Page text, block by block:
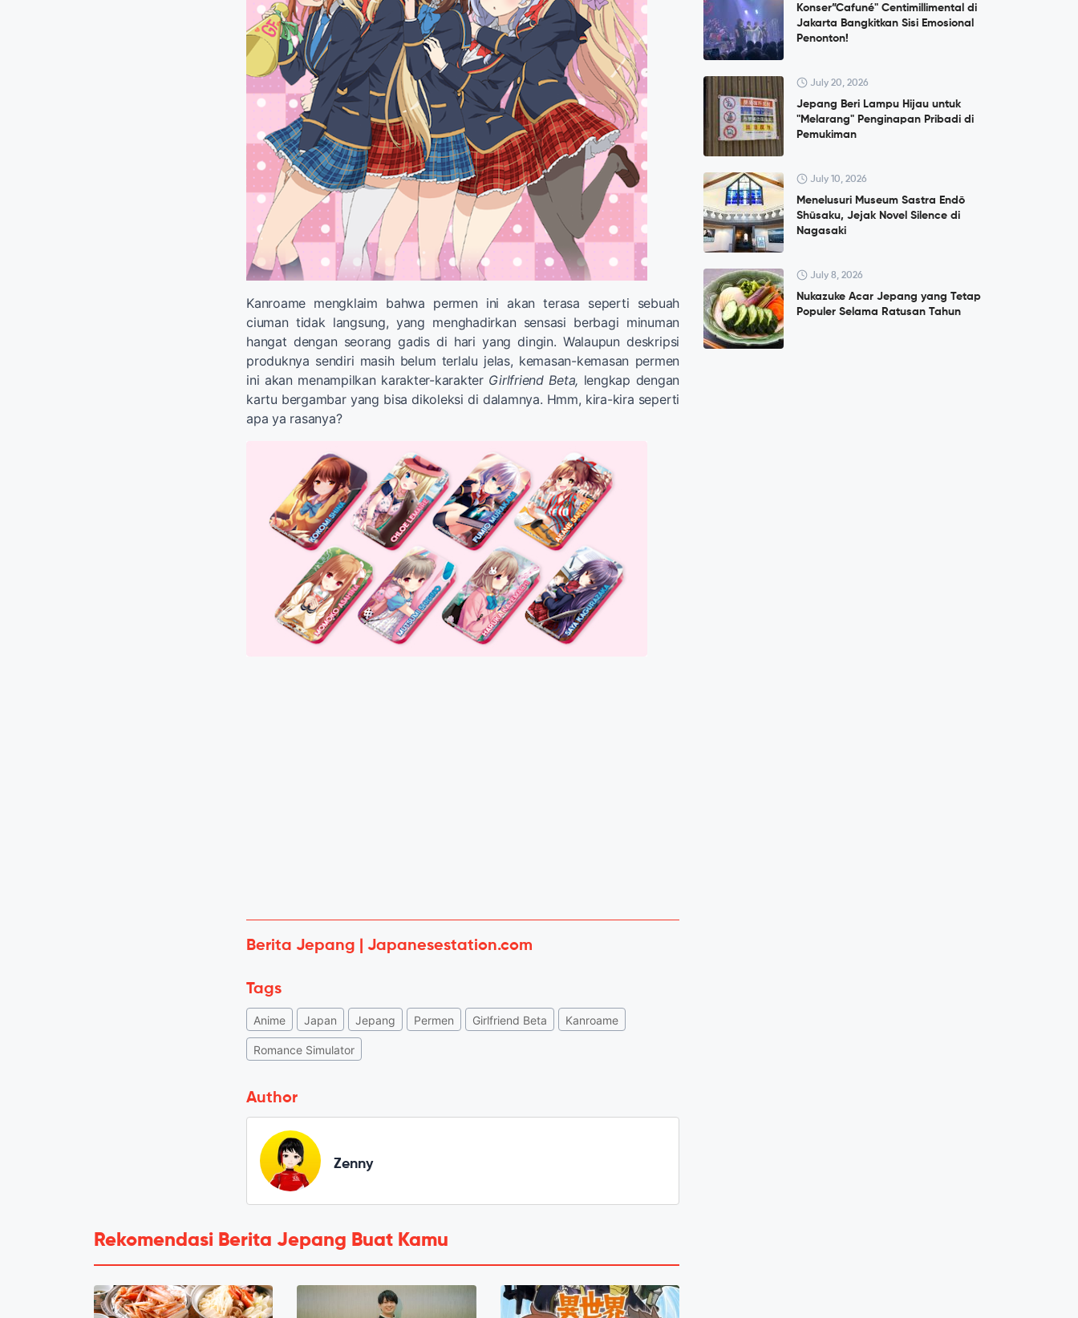
Kanroame mengklaim bahwa permen ini akan terasa seperti sebuah
ciuman tidak langsung, yang menghadirkan sensasi berbagi minuman
hangat dengan seorang gadis di hari yang dingin. Walaupun deskripsi
produknya sendiri masih belum terlalu jelas, kemasan-kemasan permen
ini akan menampilkan karakter-karakter Girlfriend Beta, lengkap dengan
kartu bergambar yang bisa dikoleksi di dalamnya. Hmm, kira-kira seperti
apa ya rasanya?
Berita Jepang | Japanesestation.com
Tags
Anime Japan Jepang Permen Girlfriend Beta Kanroame
Romance Simulator
Author
Zenny
Rekomendasi Berita Jepang Buat Kamu
Konser”Cafuné" Centimillimental di
Jakarta Bangkitkan Sisi Emosional
Penonton!
July 20, 2026
Jepang Beri Lampu Hijau untuk
"Melarang" Penginapan Pribadi di
Pemukiman
July 10, 2026
Menelusuri Museum Sastra Endō
Shūsaku, Jejak Novel Silence di
Nagasaki
July 8, 2026
Nukazuke Acar Jepang yang Tetap
Populer Selama Ratusan Tahun